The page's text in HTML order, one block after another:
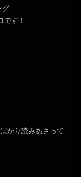
グ
す！
かり読みあさって